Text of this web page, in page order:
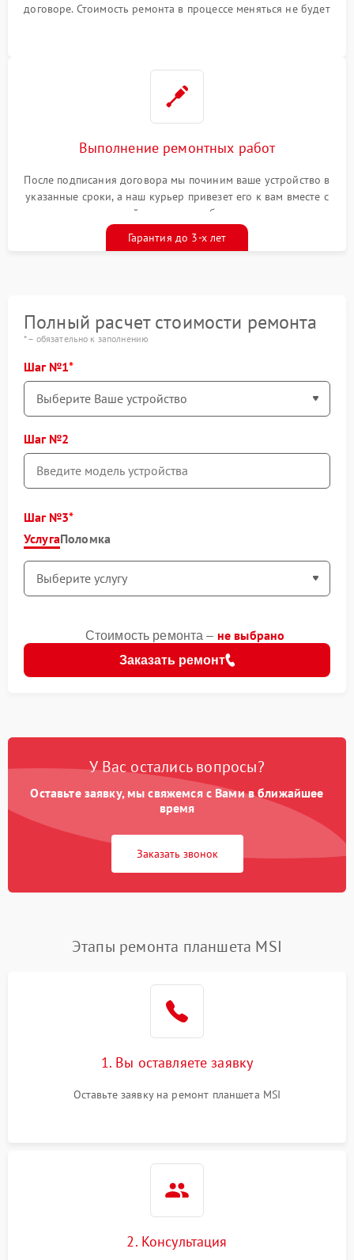
договоре. Стоимость ремонта в процессе меняться не будет
Выполнение ремонтных работ
После подписания договора мы починим ваше устройство в
указанные сроки, а наш курьер привезет его к вам вместе с
гарантийным талоном бесплатно
Гарантия до 3-х лет
Полный расчет стоимости ремонта
* – обязательно к заполнению
Шаг №1
Шаг №2
Шаг №3
УслугаПоломка
Заказать ремонт
Стоимость ремонта – не выбрано
У Вас остались вопросы?
Оставьте заявку, мы свяжемся с Вами в ближайшее
время
Заказать звонок
Этапы ремонта планшета MSI
1. Вы оставляете заявку
Оставьте заявку на ремонт планшета MSI
2. Консультация